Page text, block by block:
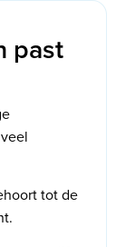
past
tot de